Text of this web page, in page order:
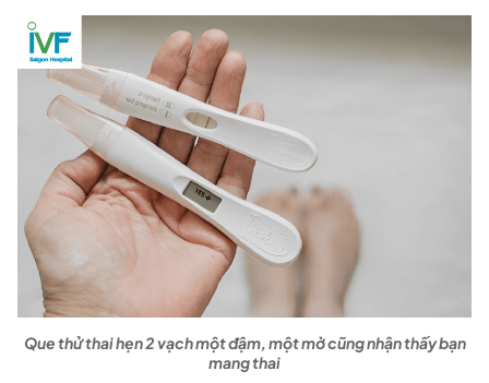
Que thử thai hẹn 2 vạch một đậm, một mờ cũng nhận thấy bạn
mang thai